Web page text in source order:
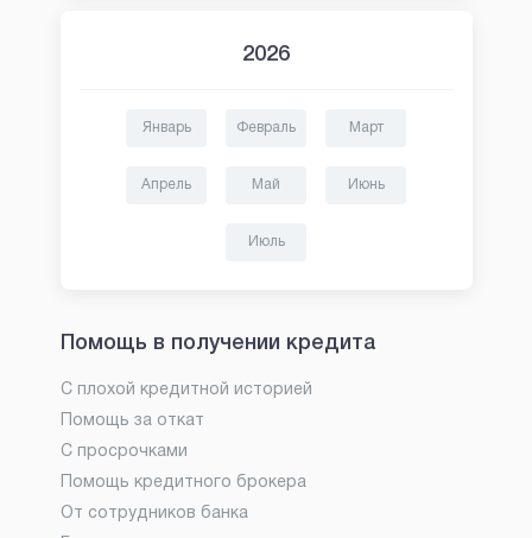
2026
Январь Февраль Март
Апрель Май Июнь
Июль
Помощь в получении кредита
С плохой кредитной историей
Помощь за откат
С просрочками
Помощь кредитного брокера
От сотрудников банка